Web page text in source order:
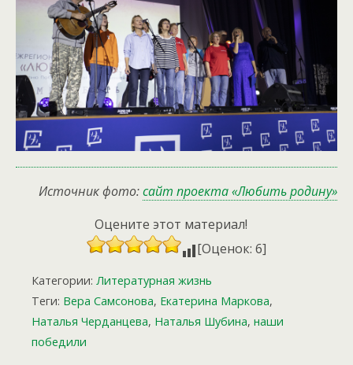
Источник фото:сайт проекта «Любить родину»
Оцените этот материал!
[Оценок: 6]
Категории: Литературная жизнь
Теги: Вера Самсонова, Екатерина Маркова,
Наталья Черданцева, Наталья Шубина, наши
победили